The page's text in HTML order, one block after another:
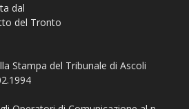
dal
del Tronto
Stampa del Tribunale di Ascoli